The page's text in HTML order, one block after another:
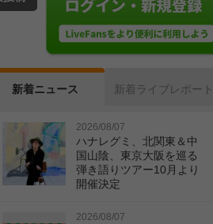
新着ニュース 新着ライブレポート
2026/08/07
ハナレグミ、北関東＆中
国山陰、東京大阪を巡る
弾き語りツアー10月より
開催決定
2026/08/07